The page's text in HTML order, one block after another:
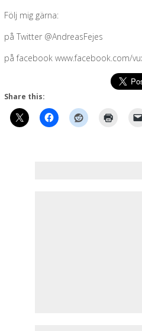
Följ mig gärna:
på Twitter @AndreasFejes
på facebook www.facebook.com/
Share this: